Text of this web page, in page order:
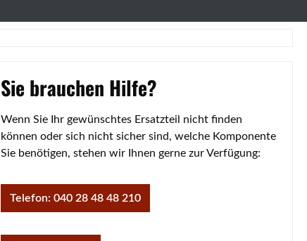
Sie brauchen Hilfe?
Wenn Sie Ihr gewünschtes Ersatzteil nicht finden
können oder sich nicht sicher sind, welche Komponente
Sie benötigen, stehen wir Ihnen gerne zur Verfügung:
Telefon: 040 28 48 48 210